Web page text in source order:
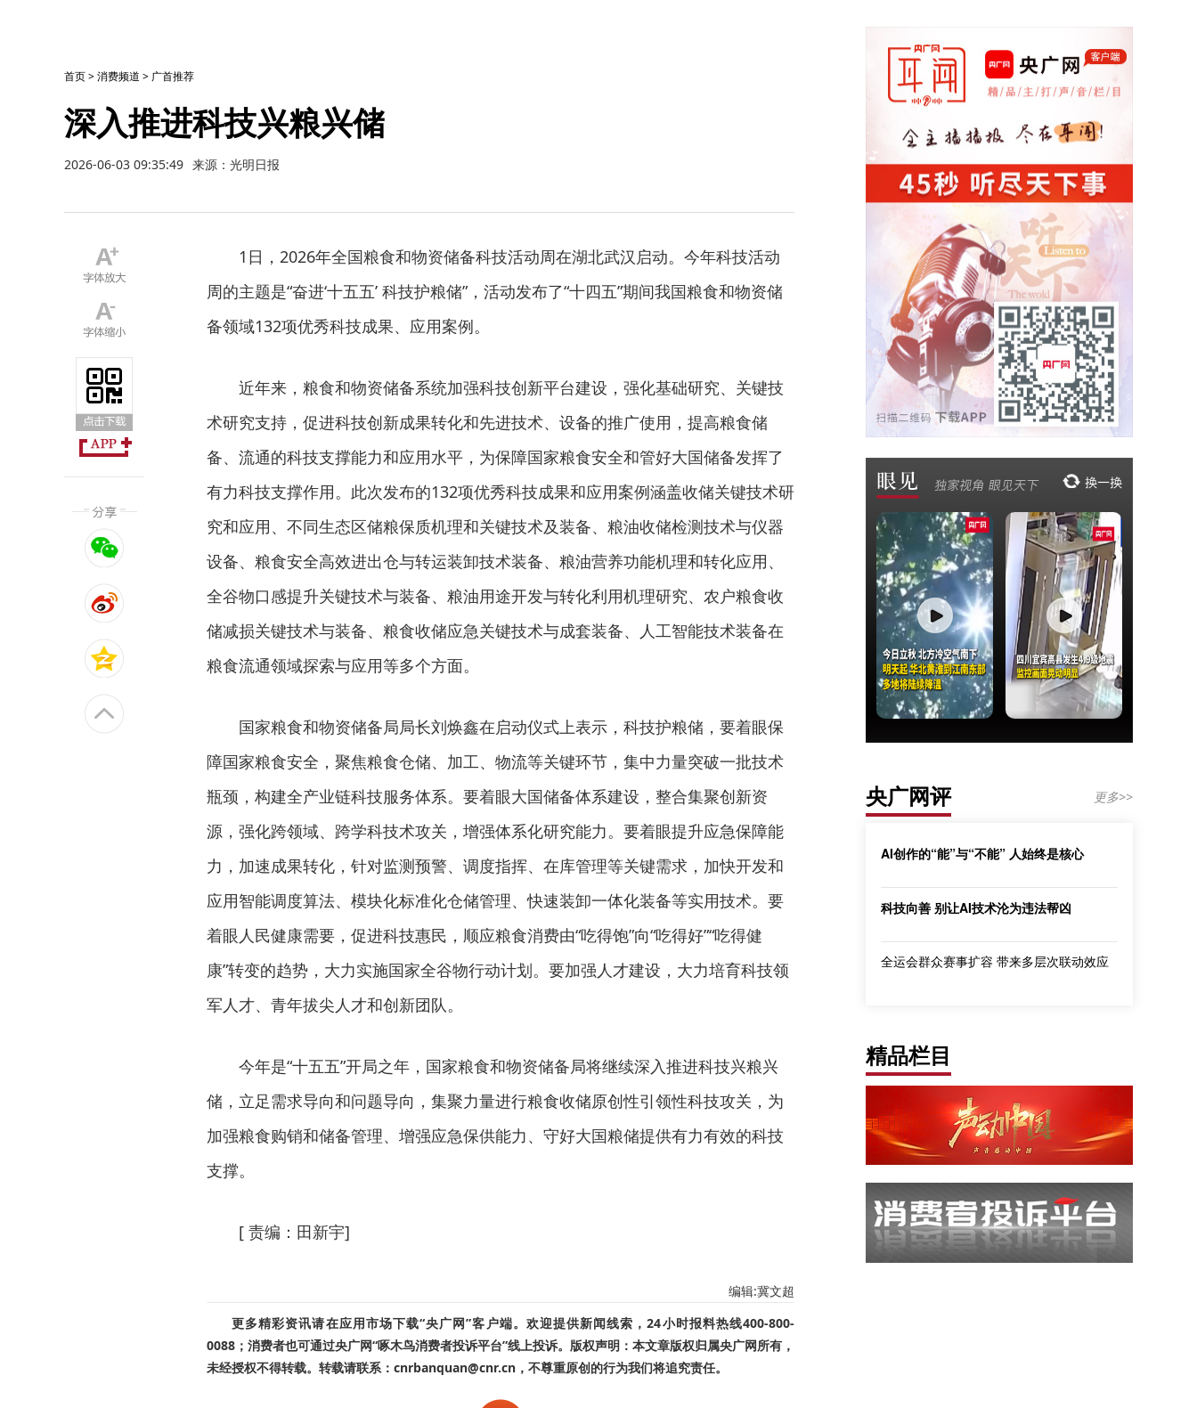
首页>消费频道 > 广首推荐
深入推进科技兴粮兴储
2026-06-03 09:35:49 来源：光明日报
1日，2026年全国粮食和物资储备科技活动周在湖北武汉启动。今年科技活动
周的主题是“奋进‘十五五’ 科技护粮储”，活动发布了“十四五”期间我国粮食和物资储
备领域132项优秀科技成果、应用案例。
近年来，粮食和物资储备系统加强科技创新平台建设，强化基础研究、关键技
术研究支持，促进科技创新成果转化和先进技术、设备的推广使用，提高粮食储
备、流通的科技支撑能力和应用水平，为保障国家粮食安全和管好大国储备发挥了
有力科技支撑作用。此次发布的132项优秀科技成果和应用案例涵盖收储关键技术研
究和应用、不同生态区储粮保质机理和关键技术及装备、粮油收储检测技术与仪器
设备、粮食安全高效进出仓与转运装卸技术装备、粮油营养功能机理和转化应用、
全谷物口感提升关键技术与装备、粮油用途开发与转化利用机理研究、农户粮食收
储减损关键技术与装备、粮食收储应急关键技术与成套装备、人工智能技术装备在
粮食流通领域探索与应用等多个方面。
国家粮食和物资储备局局长刘焕鑫在启动仪式上表示，科技护粮储，要着眼保
障国家粮食安全，聚焦粮食仓储、加工、物流等关键环节，集中力量突破一批技术
瓶颈，构建全产业链科技服务体系。要着眼大国储备体系建设，整合集聚创新资
源，强化跨领域、跨学科技术攻关，增强体系化研究能力。要着眼提升应急保障能
力，加速成果转化，针对监测预警、调度指挥、在库管理等关键需求，加快开发和
应用智能调度算法、模块化标准化仓储管理、快速装卸一体化装备等实用技术。要
着眼人民健康需要，促进科技惠民，顺应粮食消费由“吃得饱”向“吃得好”“吃得健
康”转变的趋势，大力实施国家全谷物行动计划。要加强人才建设，大力培育科技领
军人才、青年拔尖人才和创新团队。
今年是“十五五”开局之年，国家粮食和物资储备局将继续深入推进科技兴粮兴
储，立足需求导向和问题导向，集聚力量进行粮食收储原创性引领性科技攻关，为
加强粮食购销和储备管理、增强应急保供能力、守好大国粮储提供有力有效的科技
支撑。
[ 责编：田新宇]
编辑:冀文超
更多精彩资讯请在应用市场下载“央广网”客户端。欢迎提供新闻线索，24小时报料热线400-800-
0088；消费者也可通过央广网“啄木鸟消费者投诉平台”线上投诉。版权声明：本文章版权归属央广网所有，
未经授权不得转载。转载请联系：cnrbanquan@cnr.cn，不尊重原创的行为我们将追究责任。
央广网评 更多>>
AI创作的“能”与“不能” 人始终是核心
科技向善 别让AI技术沦为违法帮凶
全运会群众赛事扩容 带来多层次联动效应
精品栏目